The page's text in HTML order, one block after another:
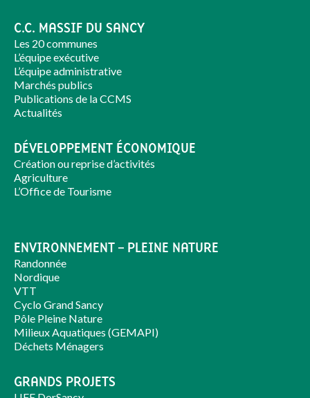
C.C. MASSIF DU SANCY
Les 20 communes
L’équipe exécutive
L’équipe administrative
Marchés publics
Publications de la CCMS
Actualités
DÉVELOPPEMENT ÉCONOMIQUE
Création ou reprise d’activités
Agriculture
L’Office de Tourisme
ENVIRONNEMENT – PLEINE NATURE
Randonnée
Nordique
VTT
Cyclo Grand Sancy
Pôle Pleine Nature
Milieux Aquatiques (GEMAPI)
Déchets Ménagers
GRANDS PROJETS